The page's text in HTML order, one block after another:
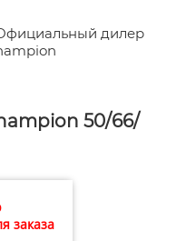
дилер
50/66/
заказа